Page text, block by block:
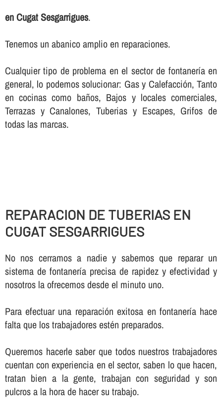
en Cugat Sesgarrigues.
Tenemos un abanico amplio en reparaciones.
Cualquier tipo de problema en el sector de fontanerí­a en
general, lo podemos solucionar: Gas y Calefacción, Tanto
en cocinas como baños, Bajos y locales comerciales,
Terrazas y Canalones, Tuberias y Escapes, Grifos de
todas las marcas.
REPARACION DE TUBERIAS EN
CUGAT SESGARRIGUES
No nos cerramos a nadie y sabemos que reparar un
sistema de fontanerí­a precisa de rapidez y efectividad y
nosotros la ofrecemos desde el minuto uno.
Para efectuar una reparación exitosa en fontanerí­a hace
falta que los trabajadores estén preparados.
Queremos hacerle saber que todos nuestros trabajadores
cuentan con experiencia en el sector, saben lo que hacen,
tratan bien a la gente, trabajan con seguridad y son
pulcros a la hora de hacer su trabajo.